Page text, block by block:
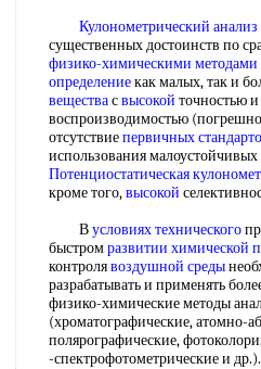
Кулонометрический анализ
существенных достоинств по
физико-химическими методами
определениекак малых, так и
веществасвысокой точностью и
воспроизводимостью
отсутствиепервичных
использования малоустойчивых
Потенциостатическая
кроме того,высокой
Вусловиях технического
быстромразвитии химической
контролявоздушной среды
разрабатывать и применять
физико-химические методы
(хроматографические, атомно-
полярографические,
-спектрофотометрические и др.).